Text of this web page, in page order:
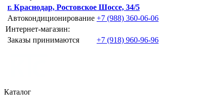
г. Краснодар, Ростовское Шоссе, 34/5
Автокондиционирование +7 (988) 360-06-06
Интернет-магазин:
Заказы принимаются
+7 (918) 960-96-96
Каталог